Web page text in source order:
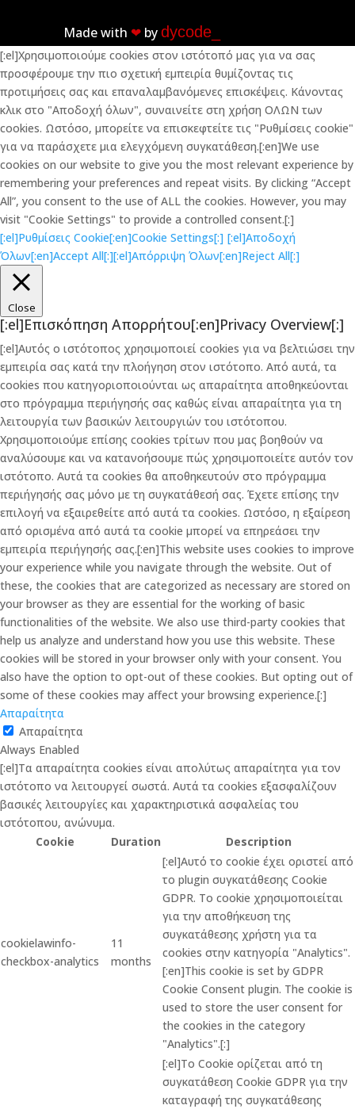
Made with ❤︎ bydycode_
[:el]Χρησιμοποιούμε cookies στον ιστότοπό μας για να σας
προσφέρουμε την πιο σχετική εμπειρία θυμίζοντας τις
προτιμήσεις σας και επαναλαμβανόμενες επισκέψεις. Κάνοντας
κλικ στο "Αποδοχή όλων", συναινείτε στη χρήση ΟΛΩΝ των
cookies. Ωστόσο, μπορείτε να επισκεφτείτε τις "Ρυθμίσεις cookie"
για να παράσχετε μια ελεγχόμενη συγκατάθεση.[:en]We use
cookies on our website to give you the most relevant experience by
remembering your preferences and repeat visits. By clicking “Accept
All”, you consent to the use of ALL the cookies. However, you may
visit "Cookie Settings" to provide a controlled consent.[:]
[:el]Ρυθμίσεις Cookie[:en]Cookie Settings[:] [:el]Αποδοχή
Όλων[:en]Accept All[:][:el]Απόρριψη Όλων[:en]Reject All[:]
Close
[:el]Επισκόπηση Απορρήτου[:en]Privacy Overview[:]
[:el]Αυτός ο ιστότοπος χρησιμοποιεί cookies για να βελτιώσει την
εμπειρία σας κατά την πλοήγηση στον ιστότοπο. Από αυτά, τα
cookies που κατηγοριοποιούνται ως απαραίτητα αποθηκεύονται
στο πρόγραμμα περιήγησής σας καθώς είναι απαραίτητα για τη
λειτουργία των βασικών λειτουργιών του ιστότοπου.
Χρησιμοποιούμε επίσης cookies τρίτων που μας βοηθούν να
αναλύσουμε και να κατανοήσουμε πώς χρησιμοποιείτε αυτόν τον
ιστότοπο. Αυτά τα cookies θα αποθηκευτούν στο πρόγραμμα
περιήγησής σας μόνο με τη συγκατάθεσή σας. Έχετε επίσης την
επιλογή να εξαιρεθείτε από αυτά τα cookies. Ωστόσο, η εξαίρεση
από ορισμένα από αυτά τα cookie μπορεί να επηρεάσει την
εμπειρία περιήγησής σας.[:en]This website uses cookies to improve
your experience while you navigate through the website. Out of
these, the cookies that are categorized as necessary are stored on
your browser as they are essential for the working of basic
functionalities of the website. We also use third-party cookies that
help us analyze and understand how you use this website. These
cookies will be stored in your browser only with your consent. You
also have the option to opt-out of these cookies. But opting out of
some of these cookies may affect your browsing experience.[:]
Απαραίτητα
Απαραίτητα
Always Enabled
[:el]Τα απαραίτητα cookies είναι απολύτως απαραίτητα για τον
ιστότοπο να λειτουργεί σωστά. Αυτά τα cookies εξασφαλίζουν
βασικές λειτουργίες και χαρακτηριστικά ασφαλείας του
ιστότοπου, ανώνυμα.
Cookie
Duration Description
cookielawinfo-
checkbox-analytics
11
months
[:el]Αυτό το cookie έχει οριστεί από
το plugin συγκατάθεσης Cookie
GDPR. Το cookie χρησιμοποιείται
για την αποθήκευση της
συγκατάθεσης χρήστη για τα
cookies στην κατηγορία "Analytics".
[:en]This cookie is set by GDPR
Cookie Consent plugin. The cookie is
used to store the user consent for
the cookies in the category
"Analytics".[:]
[:el]Το Cookie ορίζεται από τη
συγκατάθεση Cookie GDPR για την
καταγραφή της συγκατάθεσης